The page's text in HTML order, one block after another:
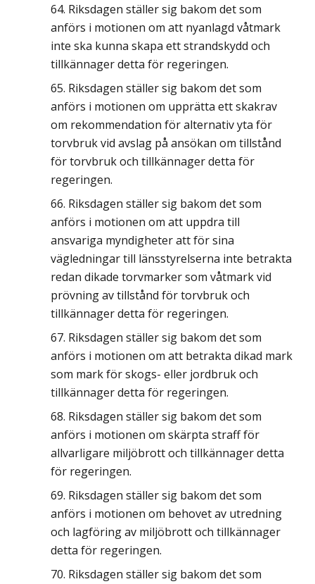
Riksdagen ställer sig bakom det som
anförs i motionen om att nyanlagd våtmark
inte ska kunna skapa ett strandskydd och
tillkännager detta för regeringen.
Riksdagen ställer sig bakom det som
anförs i motionen om upprätta ett skakrav
om rekommendation för alternativ yta för
torvbruk vid avslag på ansökan om tillstånd
för torvbruk och tillkännager detta för
regeringen.
Riksdagen ställer sig bakom det som
anförs i motionen om att uppdra till
ansvariga myndigheter att för sina
vägledningar till länsstyrelserna inte betrakta
redan dikade torvmarker som våtmark vid
prövning av tillstånd för torvbruk och
tillkännager detta för regeringen.
Riksdagen ställer sig bakom det som
anförs i motionen om att betrakta dikad mark
som mark för skogs- eller jordbruk och
tillkännager detta för regeringen.
Riksdagen ställer sig bakom det som
anförs i motionen om skärpta straff för
allvarligare miljöbrott och tillkännager detta
för regeringen.
Riksdagen ställer sig bakom det som
anförs i motionen om behovet av utredning
och lagföring av miljöbrott och tillkännager
detta för regeringen.
Riksdagen ställer sig bakom det som